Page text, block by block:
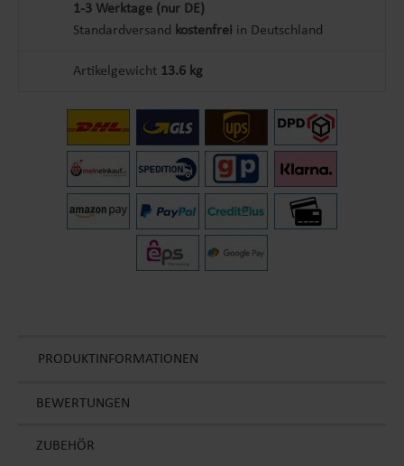
1-3 Werktage (nur DE)
Standardversand kostenfrei in Deutschland
Artikelgewicht 13.6 kg
PRODUKTINFORMATIONEN
BEWERTUNGEN
ZUBEHÖR